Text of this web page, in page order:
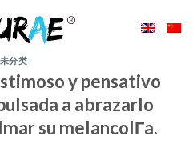
未分类
y pensativo
a abrazarlo
su melancolГ­a.